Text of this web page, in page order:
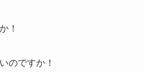
！
のですか！